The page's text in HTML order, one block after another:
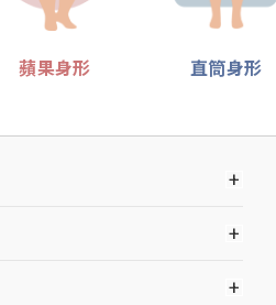
蘋果身形 直筒身形
+
+
+